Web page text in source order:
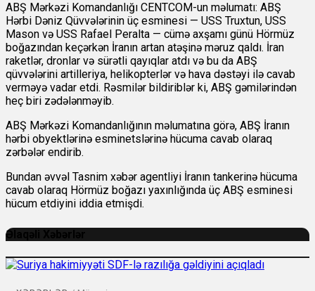
ABŞ Mərkəzi Komandanlığı CENTCOM-un məlumatı: ABŞ
Hərbi Dəniz Qüvvələrinin üç esminesi — USS Truxtun, USS
Mason və USS Rafael Peralta — cümə axşamı günü Hörmüz
boğazından keçərkən İranın artan atəşinə məruz qaldı. İran
raketlər, dronlar və sürətli qayıqlar atdı və bu da ABŞ
qüvvələrini artilleriya, helikopterlər və hava dəstəyi ilə cavab
verməyə vadar etdi. Rəsmilər bildiriblər ki, ABŞ gəmilərindən
heç biri zədələnməyib.
ABŞ Mərkəzi Komandanlığının məlumatına görə, ABŞ İranın
hərbi obyektlərinə esminetslərinə hücuma cavab olaraq
zərbələr endirib.
Bundan əvvəl Tasnim xəbər agentliyi İranın tankerinə hücuma
cavab olaraq Hörmüz boğazı yaxınlığında üç ABŞ esminesi
hücum etdiyini iddia etmişdi.
Əlaqəli Xəbərlər